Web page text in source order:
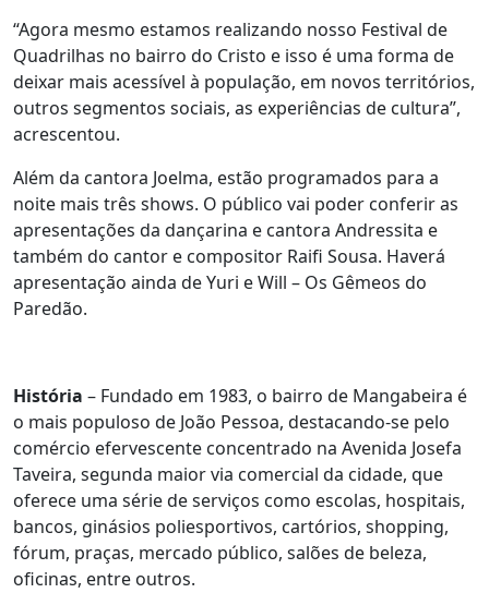
“Agora mesmo estamos realizando nosso Festival de
Quadrilhas no bairro do Cristo e isso é uma forma de
deixar mais acessível à população, em novos territórios,
outros segmentos sociais, as experiências de cultura”,
acrescentou.
Além da cantora Joelma, estão programados para a
noite mais três shows. O público vai poder conferir as
apresentações da dançarina e cantora Andressita e
também do cantor e compositor Raifi Sousa. Haverá
apresentação ainda de Yuri e Will – Os Gêmeos do
Paredão.
História – Fundado em 1983, o bairro de Mangabeira é
o mais populoso de João Pessoa, destacando-se pelo
comércio efervescente concentrado na Avenida Josefa
Taveira, segunda maior via comercial da cidade, que
oferece uma série de serviços como escolas, hospitais,
bancos, ginásios poliesportivos, cartórios, shopping,
fórum, praças, mercado público, salões de beleza,
oficinas, entre outros.